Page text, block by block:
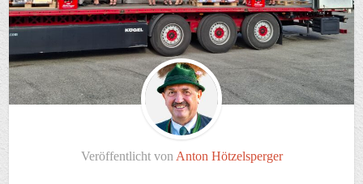
Veröffentlicht von Anton Hötzelsperger